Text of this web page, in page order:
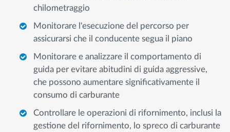
chilometraggio
Monitorare l'esecuzione del percorso per
assicurarsi che il conducente segua il piano
Monitorare e analizzare il comportamento di
guida per evitare abitudini di guida aggressive,
che possono aumentare significativamente il
consumo di carburante
Controllare le operazioni di rifornimento, inclusi la
gestione del rifornimento, lo spreco di carburante